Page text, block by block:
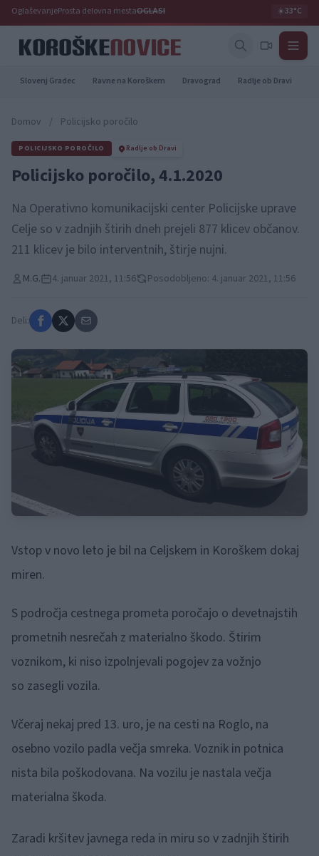
OglaševanjeProsta delovna mestaOGLASI ☀️33°C
Slovenj Gradec Ravne na Koroškem Dravograd Radlje ob Dravi
Domov / Policijsko poročilo
POLICIJSKO POROČILO Radlje ob Dravi
Policijsko poročilo, 4.1.2020
Na Operativno komunikacijski center Policijske uprave
Celje so v zadnjih štirih dneh prejeli 877 klicev občanov.
211 klicev je bilo interventnih, štirje nujni.
M.G. 4. januar 2021, 11:56 Posodobljeno: 4. januar 2021, 11:56
Deli:
Vstop v novo leto je bil na Celjskem in Koroškem dokaj
miren.
S področja cestnega prometa poročajo o devetnajstih
prometnih nesrečah z materialno škodo. Štirim
voznikom, ki niso izpolnjevali pogojev za vožnjo
so zasegli vozila.
Včeraj nekaj pred 13. uro, je na cesti na Roglo, na
osebno vozilo padla večja smreka. Voznik in potnica
nista bila poškodovana. Na vozilu je nastala večja
materialna škoda.
Zaradi kršitev javnega reda in miru so v zadnjih štirih